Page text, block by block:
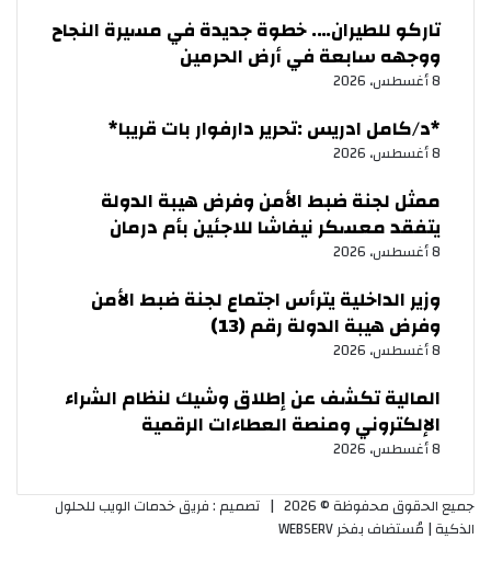
تاركو للطيران…. خطوة جديدة في مسيرة النجاح
ووجهه سابعة في أرض الحرمين
8 أغسطس، 2026
‏*د/كامل ادريس :تحرير دارفوار بات قريبا*
8 أغسطس، 2026
ممثل لجنة ضبط الأمن وفرض هيبة الدولة
يتفقد معسكر نيفاشا للاجئين بأم درمان
8 أغسطس، 2026
وزير الداخلية يترأس اجتماع لجنة ضبط الأمن
وفرض هيبة الدولة رقم (13)
8 أغسطس، 2026
المالية تكشف عن إطلاق وشيك لنظام الشراء
الإلكتروني ومنصة العطاءات الرقمية
8 أغسطس، 2026
جميع الحقوق محفوظة © 2026 |
تصميم : فريق خدمات الويب للحلول
الذكية | مُستضاف بفخرWEBSERV